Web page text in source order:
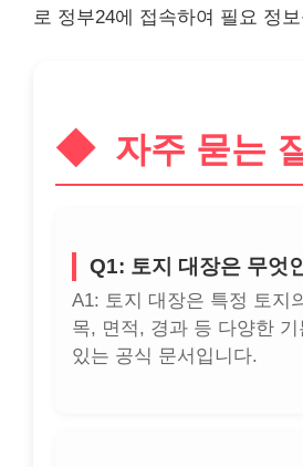
로 정부24에 접속하여 필요 정
자주 묻는
Q1: 토지 대장은 무엇
A1: 토지 대장은 특정 토지
목, 면적, 경과 등 다양한
있는 공식 문서입니다.